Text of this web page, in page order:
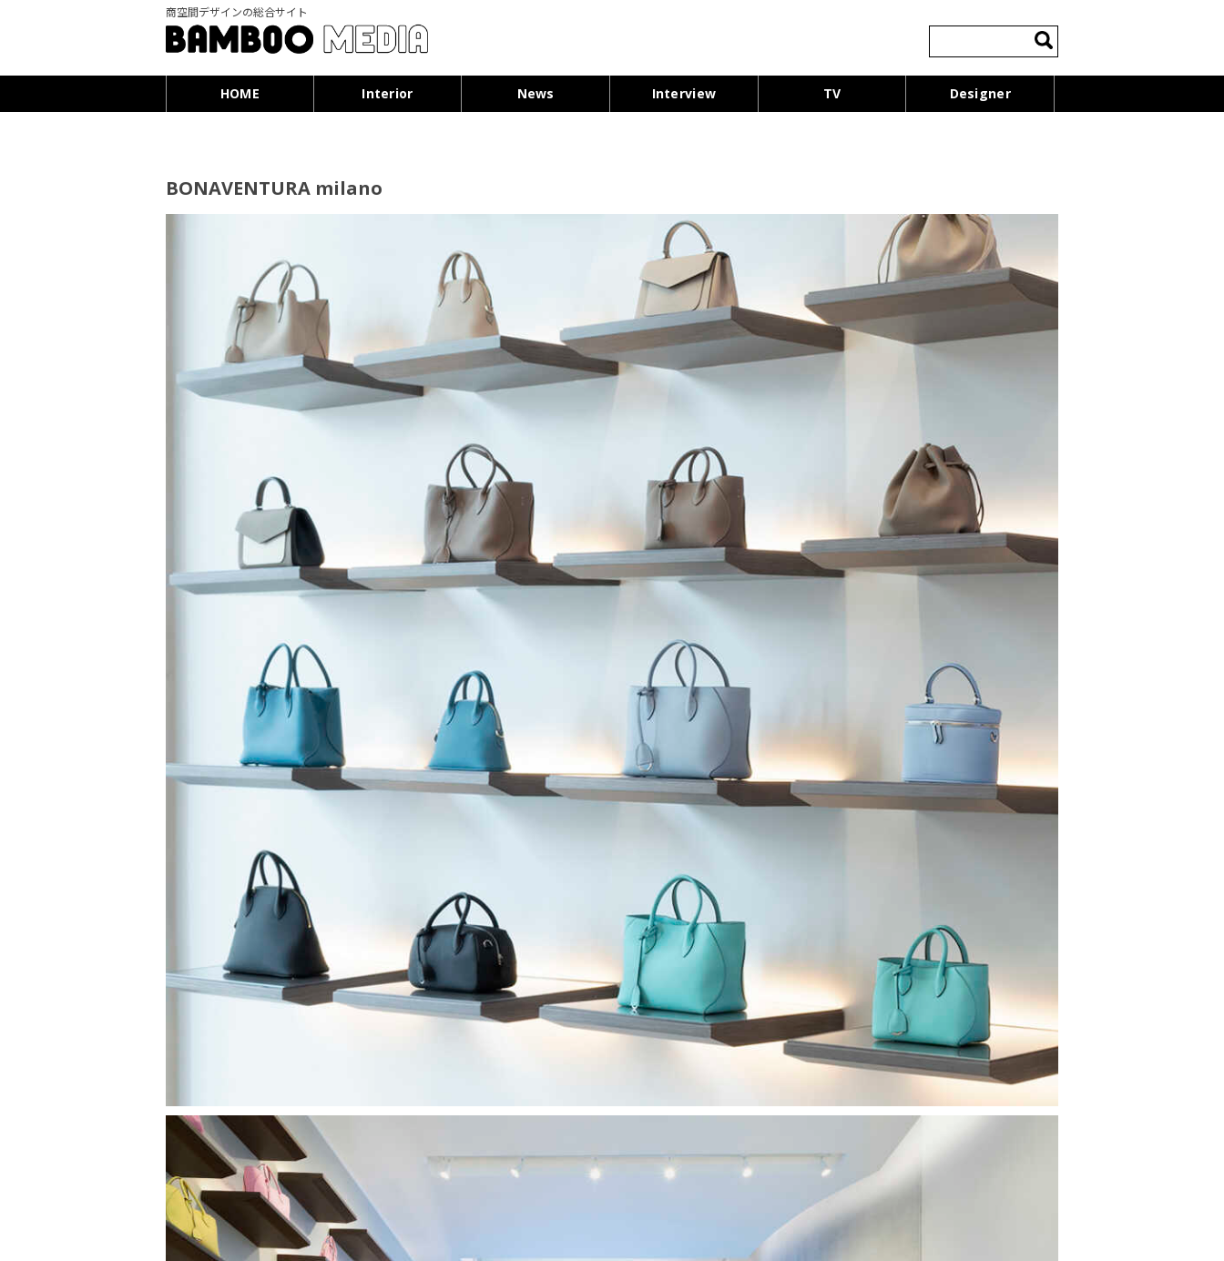
商空間デザインの総合サイト
索:
HOME Interior News Interview TV Designer
BONAVENTURA milano